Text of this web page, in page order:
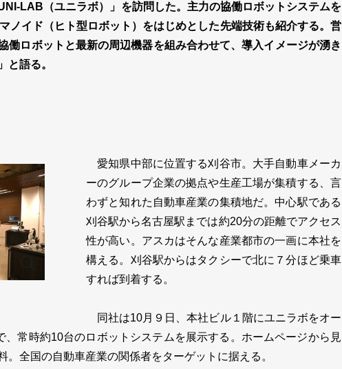
LAB（ユニラボ）」を訪問した。主力の協働ロボットシステムを
ノイド（ヒト型ロボット）をはじめとした先端技術も紹介する。営
働ロボットと最新の周辺機器を組み合わせて、導入イメージが湧き
と語る。
愛知県中部に位置する刈谷市。大手自動車メーカ
ーのグループ企業の拠点や生産工場が集積する、言
わずと知れた自動車産業の集積地だ。中心駅である
刈谷駅から名古屋駅までは約20分の距離でアクセス
性が高い。アスカはそんな産業都市の一画に本社を
構える。刈谷駅からはタクシーで北に７分ほど乗車
すれば到着する。
同社は10月９日、本社ビル１階にユニラボをオー
、常時約10台のロボットシステムを展示する。ホームページから見
。全国の自動車産業の関係者をターゲットに据える。